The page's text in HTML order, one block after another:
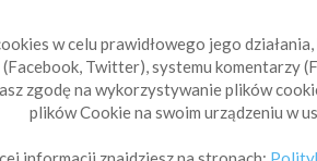
to miejsce dla wszystkich, którzy
ze świata żeglarstwa, świata
tylko.
w celu prawidłowego jego
Twitter), systemu komentarzy
zgodę na wykorzystywanie plików
plików Cookie na swoim urządzeniu w